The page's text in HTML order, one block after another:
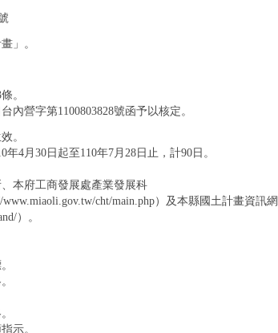
」。
。
內營字第1100803828號函予以核定。
。
4月30日起至110年7月28日止，計90日。
、本府工商發展處產業發展科
www.miaoli.gov.tw/cht/main.php）及本縣國土計畫資訊網
）。
示。